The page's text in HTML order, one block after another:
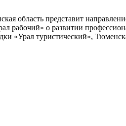
область представит
рабочий» о развитии
«Урал туристический»,